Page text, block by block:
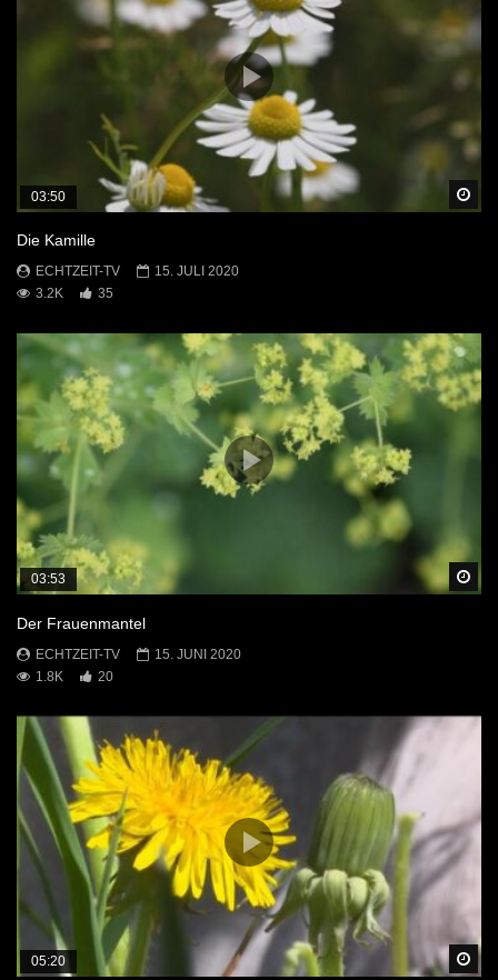
03:50
Die Kamille
ECHTZEIT-TV
15. JULI 2020
3.2K
35
03:53
Der Frauenmantel
ECHTZEIT-TV
15. JUNI 2020
1.8K
20
05:20